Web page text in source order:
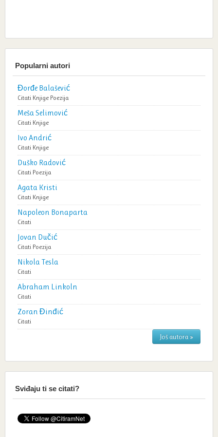
Popularni autori
Đorđe Balašević
Citati Knjige Poezija
Meša Selimović
Citati Knjige
Ivo Andrić
Citati Knjige
Duško Radović
Citati Poezija
Agata Kristi
Citati Knjige
Napoleon Bonaparta
Citati
Jovan Dučić
Citati Poezija
Nikola Tesla
Citati
Abraham Linkoln
Citati
Zoran Đinđić
Citati
Još autora »
Sviđaju ti se citati?